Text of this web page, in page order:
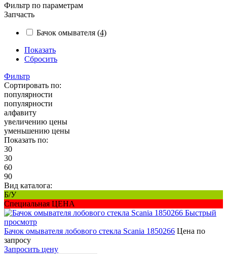
Фильтр по параметрам
Запчасть
Бачок омывателя (4)
Показать
Сбросить
Фильтр
Сортировать по:
популярности
популярности
алфавиту
увеличению цены
уменьшению цены
Показать по:
30
30
60
90
Вид каталога:
Б/У
Специальная ЦЕНА
Быстрый
просмотр
Бачок омывателя лобового стекла Scania 1850266 Цена по
запросу
Запросить цену